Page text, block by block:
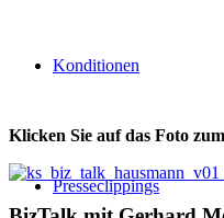
Konditionen
Presseclippings
Klicken Sie auf das Foto